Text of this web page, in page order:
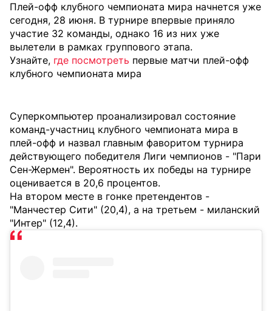
Плей-офф клубного чемпионата мира начнется уже
сегодня, 28 июня. В турнире впервые приняло
участие 32 команды, однако 16 из них уже
вылетели в рамках группового этапа.
Узнайте, где посмотреть первые матчи плей-офф
клубного чемпионата мира
Суперкомпьютер проанализировал состояние
команд-участниц клубного чемпионата мира в
плей-офф и назвал главным фаворитом турнира
действующего победителя Лиги чемпионов - "Пари
Сен-Жермен". Вероятность их победы на турнире
оценивается в 20,6 процентов.
На втором месте в гонке претендентов -
"Манчестер Сити" (20,4), а на третьем - миланский
"Интер" (12,4).